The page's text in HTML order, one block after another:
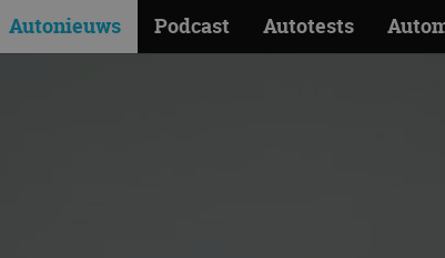
Autonieuws Podcast Autotests